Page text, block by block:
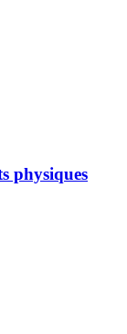
physiques